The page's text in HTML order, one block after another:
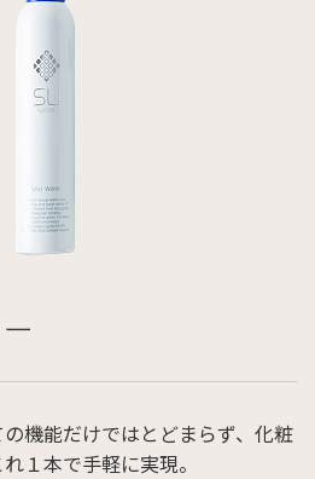
機能だけではとどまらず、化粧
１本で手軽に実現。